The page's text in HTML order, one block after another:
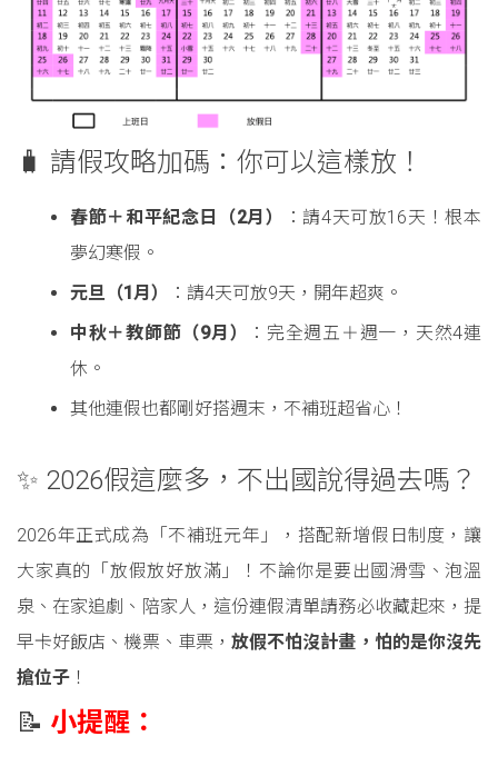
🧳 請假攻略加碼：你可以這樣放！
春節＋和平紀念日（2月）
：請4天可放16天！根本
夢幻寒假。
元旦（1月）
：請4天可放9天，開年超爽。
中秋＋教師節（9月）
：完全週五＋週一，天然4連
休。
其他連假也都剛好搭週末，不補班超省心！
✨ 2026假這麼多，不出國說得過去嗎？
2026年正式成為「不補班元年」，搭配新增假日制度，讓
大家真的「放假放好放滿」！不論你是要出國滑雪、泡溫
泉、在家追劇、陪家人，這份連假清單請務必收藏起來，提
早卡好飯店、機票、車票， 放假不怕沒計畫，怕的是你沒先
搶位子 ！
📝 小提醒：